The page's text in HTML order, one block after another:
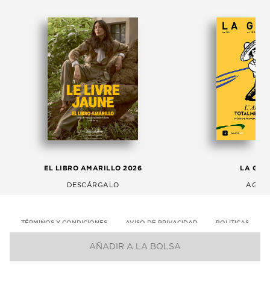
AÑADIR A LA BOLSA
EL LIBRO AMARILLO 2026
DESCÁRGALO
LA
TÉRMINOS Y CONDICIONES AVISO DE PRIVACIDAD POLITICAS